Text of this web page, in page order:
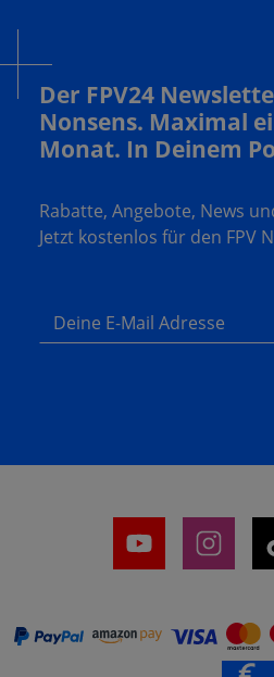
Der FPV24
Nonsens. Maximal
Monat. In Deinem
Rabatte, Angebote, News
Jetzt kostenlos für den FPV
Deine E-Mail Adresse